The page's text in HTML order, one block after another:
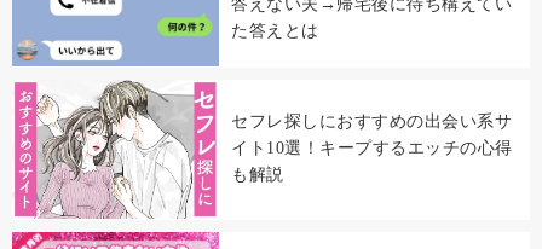
答えない夫→帰宅後に待ち構えてい
た答えとは
セフレ探しにおすすめの出会い系サ
イト10選！キープするエッチの心得
も解説